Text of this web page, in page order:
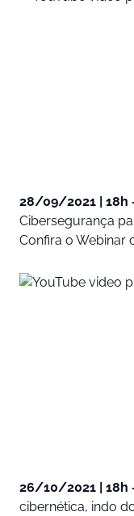
28/09/2021 | 18h
Cibersegurança
Confira o Webinar
26/10/2021 | 18h
cibernética, indo